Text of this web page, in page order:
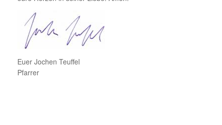
Euer Jochen Teuffel
Pfarrer